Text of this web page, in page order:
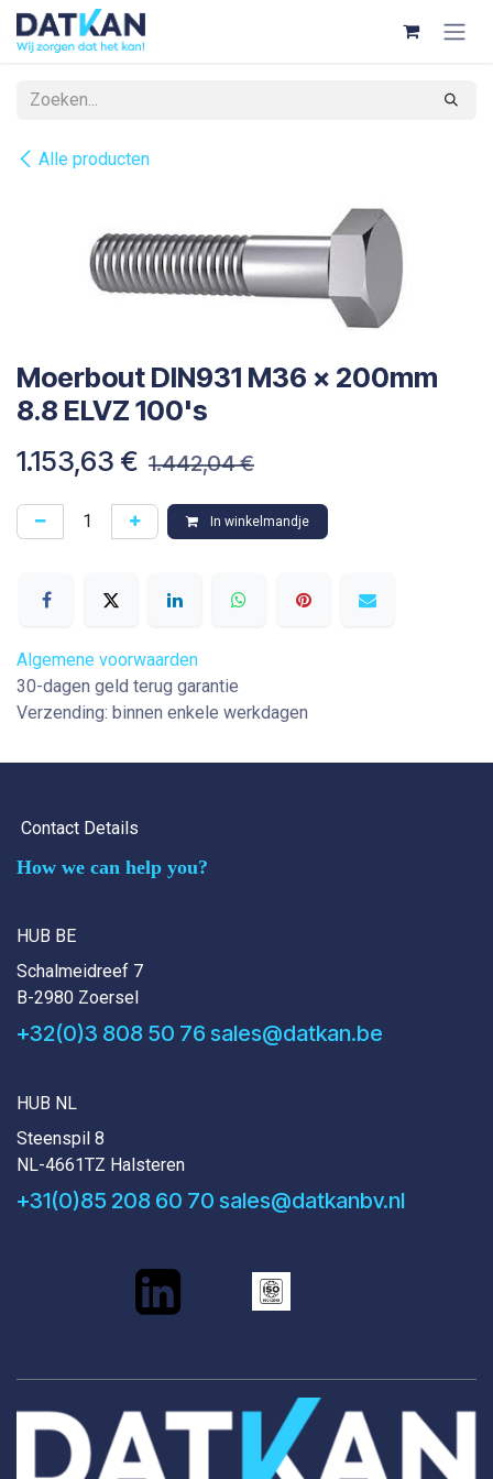
Overslaan naar inhoud
Alle producten
Moerbout DIN931 M36 x 200mm
8.8 ELVZ 100's
1.153,63 € 1.442,04€
In winkelmandje
Algemene voorwaarden
30-dagen geld terug garantie
Verzending: binnen enkele werkdagen
Contact Details
How we can help you?
HUB BE
Schalmeidreef 7
B-2980 Zoersel
+32(0)3 808 50 76 sales@datkan.be
HUB NL
Steenspil 8
NL-4661TZ Halsteren
+31(0)85 208 60 70 sales@datkanbv.nl